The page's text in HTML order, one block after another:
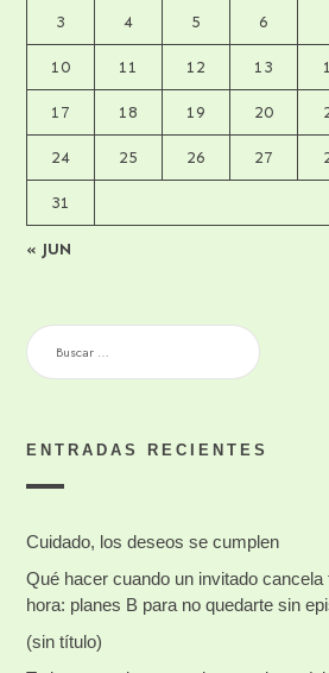
3 4 5 6
10 11 12 13
17 18 19 20
24 25 26 27
31
« JUN
BUSCAR:
ENTRADAS RECIENTES
Cuidado, los deseos se cumplen
Qué hacer cuando un invitado
hora: planes B para no quedarte sin
(sin título)